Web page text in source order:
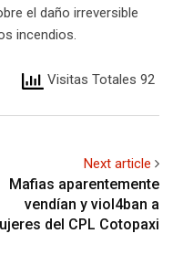
el daño irreversible
incendios.
Visitas Totales 92
Next article
Mafias aparentemente
vendían y viol4ban a
del CPL Cotopaxi